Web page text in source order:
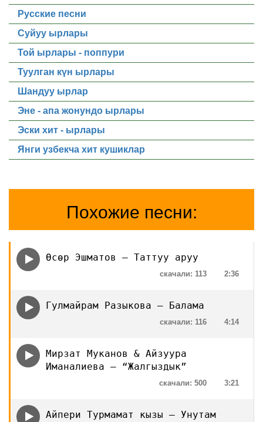
Русские песни
Суйуу ырлары
Той ырлары - поппури
Туулган күн ырлары
Шандуу ырлар
Эне - апа жонундо ырлары
Эски хит - ырлары
Янги узбекча хит кушиклар
Похожие песни:
Өсөр Эшматов — Таттуу аруу
2:36
скачали: 113
Гулмайрам Разыкова — Балама
4:14
скачали: 116
Мирзат Муканов & Айзуура
Иманалиева — “Жалгыздык”
3:21
скачали: 500
Айпери Турмамат кызы — Унутам